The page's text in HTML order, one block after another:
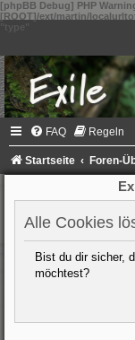
[phpBB Debug] PHP
[ROOT]/ext/martin/
FAQ Regeln
Startseite Foren-
Alle Cookies
Bist du dir sicher,
möchtest?